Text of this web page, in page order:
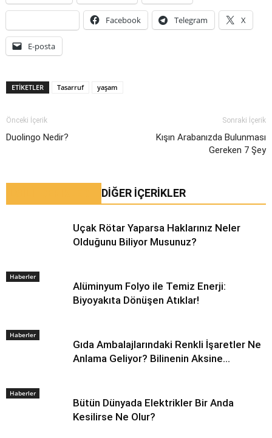
Facebook Telegram X
E-posta
ETIKETLER Tasarruf yaşam
Önceki İçerik
Duolingo Nedir?
Sonraki İçerik
Kışın Arabanızda Bulunması
Gereken 7 Şey
DIĞER İÇERIKLER
Haberler
Uçak Rötar Yaparsa Haklarınız Neler
Olduğunu Biliyor Musunuz?
Haberler
Alüminyum Folyo ile Temiz Enerji:
Biyoyakıta Dönüşen Atıklar!
Haberler
Gıda Ambalajlarındaki Renkli İşaretler Ne
Anlama Geliyor? Bilinenin Aksine…
Bütün Dünyada Elektrikler Bir Anda
Kesilirse Ne Olur?